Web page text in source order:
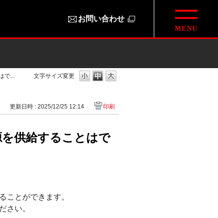
お問い合わせ
文字サイズ変更
で...
更新日時 : 2025/12/25 12:14 印刷
供給することはで
ことができます。
さい。